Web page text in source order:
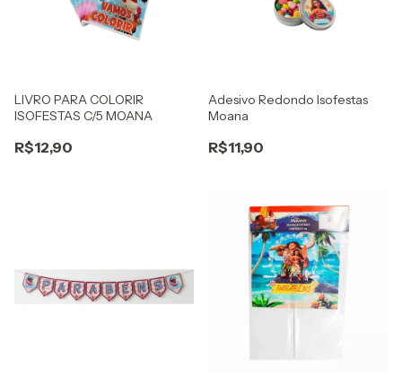
LIVRO PARA COLORIR
ISOFESTAS C/5 MOANA
R$12,90
Adesivo Redondo Isofestas
Moana
R$11,90